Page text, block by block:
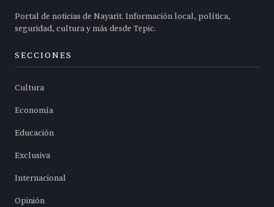
Portal de noticias de Nayarit. Información local, política,
seguridad, cultura y más desde Tepic.
SECCIONES
Cultura
Economía
Educación
Exclusiva
Internacional
Opinión